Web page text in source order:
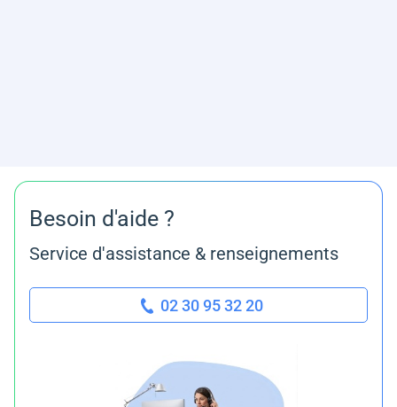
Besoin d'aide ?
Service d'assistance & renseignements
02 30 95 32 20